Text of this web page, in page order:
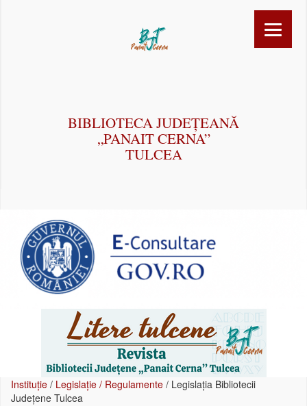
BIBLIOTECA JUDEȚEANĂ
„PANAIT CERNA”
TULCEA
Instituție / Legislație / Regulamente / Legislația Bibliotecii
Județene Tulcea